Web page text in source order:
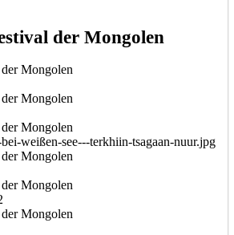
der Mongolen
Mongolen
Mongolen
Mongolen
Mongolen
Mongolen
Mongolen